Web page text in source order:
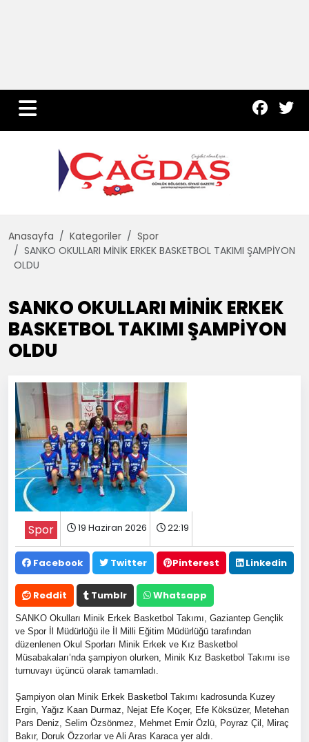
Teknoloji
Anasayfa Kategoriler
Spor
SANKO OKULLARI MİNİK ERKEK BASKETBOL TAKIMI ŞAMPİYON
OLDU
SANKO OKULLARI MİNİK ERKEK
BASKETBOL TAKIMI ŞAMPİYON
OLDU
Spor 19 Haziran 2026 22:19
Facebook Twitter Pinterest Linkedin
Reddit Tumblr Whatsapp
SANKO Okulları Minik Erkek Basketbol Takımı, Gaziantep Gençlik
ve Spor İl Müdürlüğü ile İl Milli Eğitim Müdürlüğü tarafından
düzenlenen Okul Sporları Minik Erkek ve Kız Basketbol
Müsabakaları’nda şampiyon olurken, Minik Kız Basketbol Takımı ise
turnuvayı üçüncü olarak tamamladı.
Şampiyon olan Minik Erkek Basketbol Takımı kadrosunda Kuzey
Ergin, Yağız Kaan Durmaz, Nejat Efe Koçer, Efe Köksüzer, Metehan
Pars Deniz, Selim Özsönmez, Mehmet Emir Özlü, Poyraz Çil, Miraç
Bakır, Doruk Özzorlar ve Ali Aras Karaca yer aldı.